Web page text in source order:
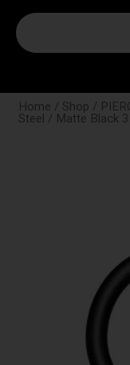
Home / Shop /
Steel / Matte Black